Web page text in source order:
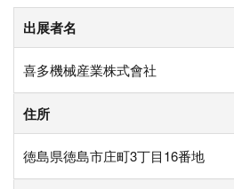
出展者名
喜多機械産業株式會社
住所
徳島県徳島市庄町3丁目16番地